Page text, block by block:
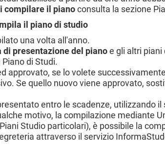
compilare il pianoconsulta la sezione
il piano di studio
una volta all'anno.
di presentazione del pianoe gli altri
di Studi.
approvato, se lo volete
Se quello nuovo viene approvato,
entro le scadenze, utilizzando
motivo, la compilazione mediante
Studio particolari), è possibile la
attraverso il servizio